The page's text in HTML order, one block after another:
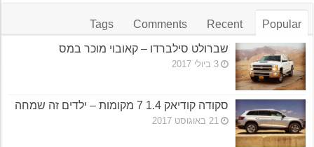
Popular
Recent
Comments
Tags
שברולט סילברדו – קאובוי מוכר במס
3 ביולי 2017
סקודה קודיאק 1.4 7 מקומות – ילדים זה שמחה
21 באוגוסט 2017